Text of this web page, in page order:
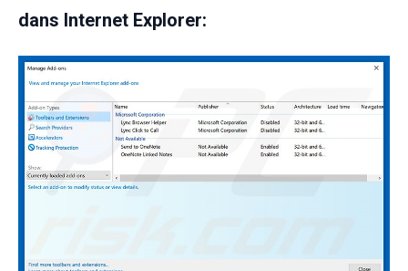
dans Internet Explorer: